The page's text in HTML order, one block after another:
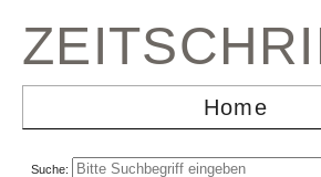
Home
Suche: